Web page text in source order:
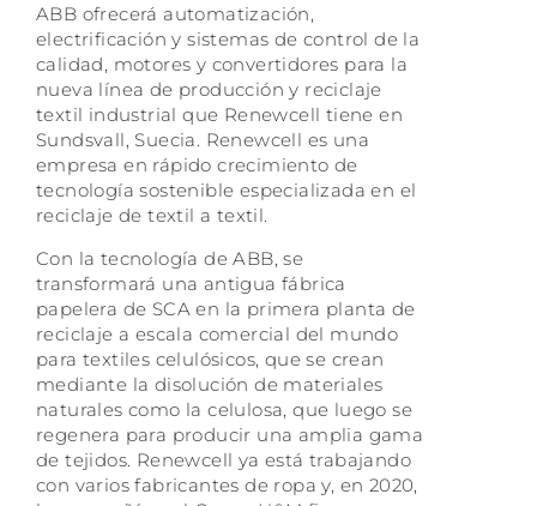
ABB ofrecerá automatización,
electrificación y sistemas de control de la
calidad, motores y convertidores para la
nueva línea de producción y reciclaje
textil industrial que Renewcell tiene en
Sundsvall, Suecia. Renewcell es una
empresa en rápido crecimiento de
tecnología sostenible especializada en el
reciclaje de textil a textil.
Con la tecnología de ABB, se
transformará una antigua fábrica
papelera de SCA en la primera planta de
reciclaje a escala comercial del mundo
para textiles celulósicos, que se crean
mediante la disolución de materiales
naturales como la celulosa, que luego se
regenera para producir una amplia gama
de tejidos. Renewcell ya está trabajando
con varios fabricantes de ropa y, en 2020,